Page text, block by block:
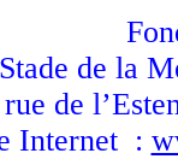
Stade de la
de
Internet :